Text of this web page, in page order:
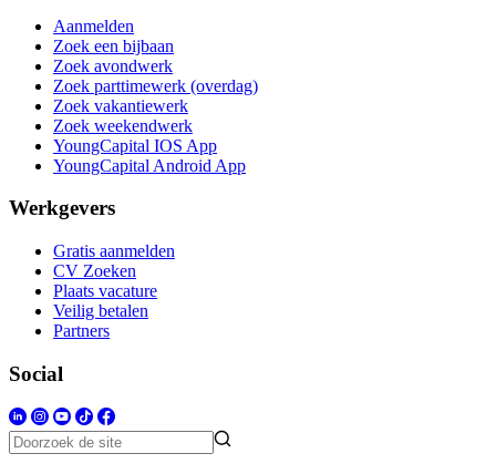
Aanmelden
Zoek een bijbaan
Zoek avondwerk
Zoek parttimewerk (overdag)
Zoek vakantiewerk
Zoek weekendwerk
YoungCapital IOS App
YoungCapital Android App
Werkgevers
Gratis aanmelden
CV Zoeken
Plaats vacature
Veilig betalen
Partners
Social